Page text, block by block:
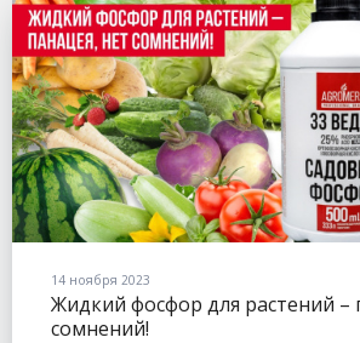
14 ноября 2023
Жидкий фосфор для растений –
сомнений!